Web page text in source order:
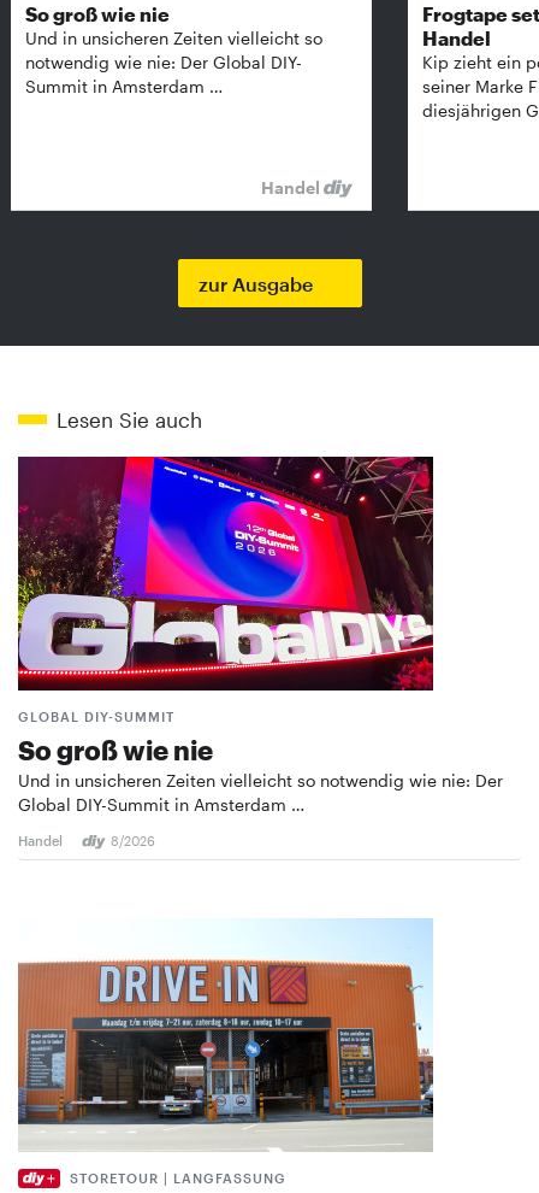
So groß wie nie
Und in unsicheren Zeiten vielleicht so
notwendig wie nie: Der Global DIY-
Summit in Amsterdam …
Handel
Frogtape
Handel
Kip zieht ein
seiner Marke
diesjährigen
zur Ausgabe
Lesen Sie auch
GLOBAL DIY-SUMMIT
So groß wie nie
Und in unsicheren Zeiten vielleicht so notwendig wie nie: Der
Global DIY-Summit in Amsterdam …
Handel 8/2026
STORETOUR | LANGFASSUNG